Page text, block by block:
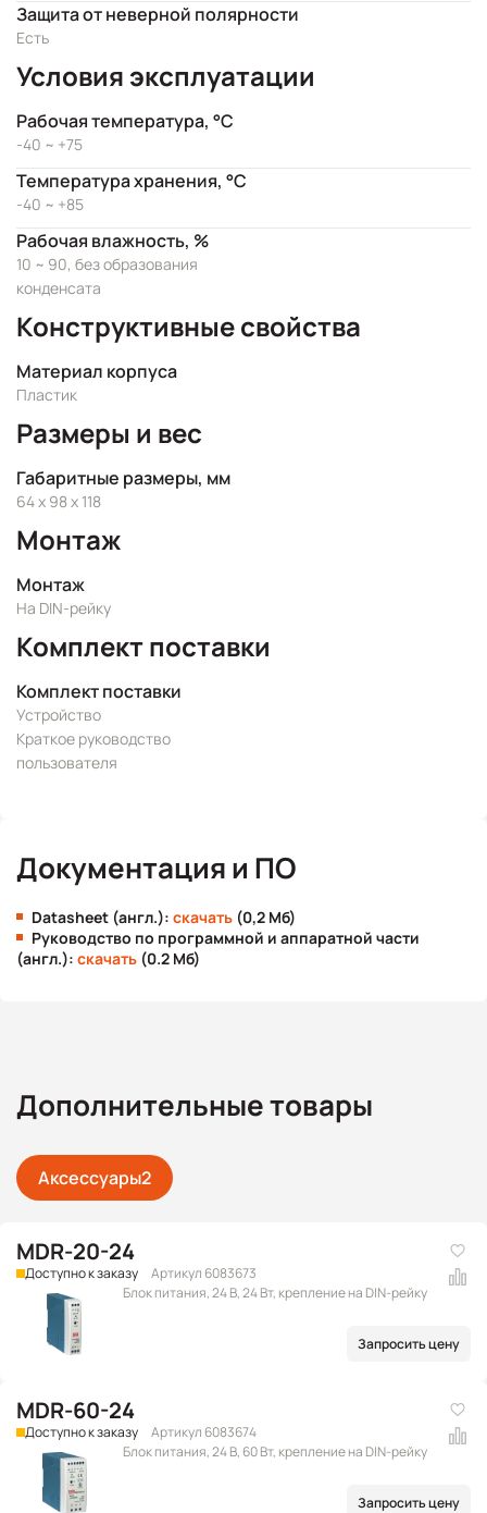
Защита от неверной полярности
Есть
Условия эксплуатации
Рабочая температура, °C
-40 ~ +75
Температура хранения, °C
-40 ~ +85
Рабочая влажность, %
10 ~ 90, без образования
конденсата
Конструктивные свойства
Материал корпуса
Пластик
Размеры и вес
Габаритные размеры, мм
64 x 98 x 118
Монтаж
Монтаж
На DIN-рейку
Комплект поставки
Комплект поставки
Устройство
Краткое руководство
пользователя
Документация и ПО
Datasheet (англ.): скачать (0,2 Мб)
Руководство по программной и аппаратной части
(англ.): скачать (0.2 Мб)
Дополнительные товары
Аксессуары2
MDR-20-24
Доступно к заказу
Артикул 6083673
Блок питания, 24 В, 24 Вт, крепление на DIN-рейку
Запросить цену
MDR-60-24
Доступно к заказу
Артикул 6083674
Блок питания, 24 В, 60 Вт, крепление на DIN-рейку
Запросить цену